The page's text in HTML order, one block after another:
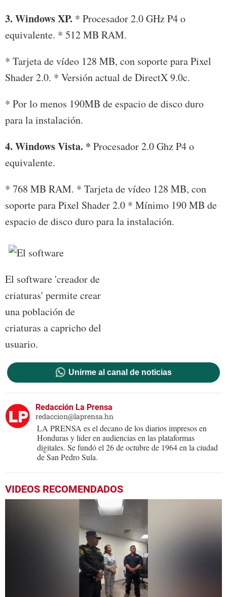
3. Windows XP. * Procesador 2.0 GHz P4 o
equivalente. * 512 MB RAM.
* Tarjeta de vídeo 128 MB, con soporte para Pixel
Shader 2.0. * Versión actual de DirectX 9.0c.
* Por lo menos 190MB de espacio de disco duro
para la instalación.
4. Windows Vista. * Procesador 2.0 Ghz P4 o
equivalente.
* 768 MB RAM. * Tarjeta de vídeo 128 MB, con
soporte para Pixel Shader 2.0 * Mínimo 190 MB de
espacio de disco duro para la instalación.
El software 'creador de
criaturas' permite crear
una población de
criaturas a capricho del
usuario.
Unirme al canal de noticias
Redacción La Prensa
redaccion@laprensa.hn
LA PRENSA es el decano de los diarios impresos en
Honduras y líder en audiencias en las plataformas
digitales. Se fundó el 26 de octubre de 1964 en la ciudad
de San Pedro Sula.
VIDEOS RECOMENDADOS